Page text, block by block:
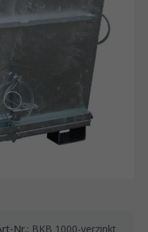
Nr.: BKB 1000-verzinkt